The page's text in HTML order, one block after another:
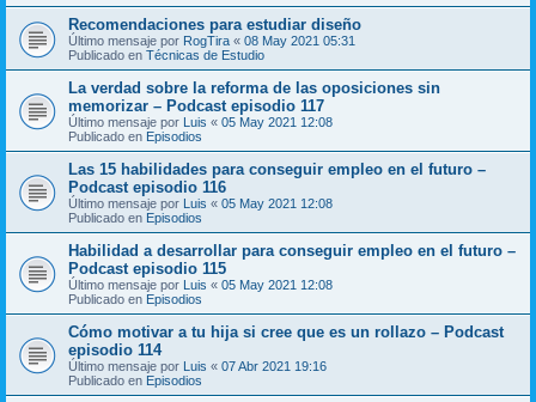
Recomendaciones para estudiar diseño
Último mensaje por RogTira « 08 May 2021 05:31
Publicado en Técnicas de Estudio
La verdad sobre la reforma de las oposiciones sin
memorizar – Podcast episodio 117
Último mensaje por Luis « 05 May 2021 12:08
Publicado en Episodios
Las 15 habilidades para conseguir empleo en el futuro –
Podcast episodio 116
Último mensaje por Luis « 05 May 2021 12:08
Publicado en Episodios
Habilidad a desarrollar para conseguir empleo en el futuro –
Podcast episodio 115
Último mensaje por Luis « 05 May 2021 12:08
Publicado en Episodios
Cómo motivar a tu hija si cree que es un rollazo – Podcast
episodio 114
Último mensaje por Luis « 07 Abr 2021 19:16
Publicado en Episodios